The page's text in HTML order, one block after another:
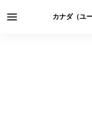
カナダ（ユ